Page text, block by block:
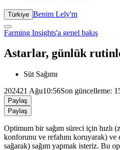
Türkiye Benim Lely'm
Farming Insights'a genel bakış
Astarlar, günlük
Süt Sağımı
202421 Ağu10:56Son güncelleme:
Paylaş
Paylaş
Optimum bir sağım süreci için hızlı
konforunu ve refahını koruyarak)
sağarak) sağım yapmak isteriz. Bu